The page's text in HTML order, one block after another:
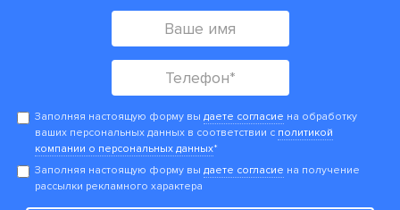
Заполняя настоящую форму вы даете согласие на обработку
ваших персональных данных в соответствии с политикой
компании о персональных данных*
Заполняя настоящую форму вы даете согласие на получение
рассылки рекламного характера